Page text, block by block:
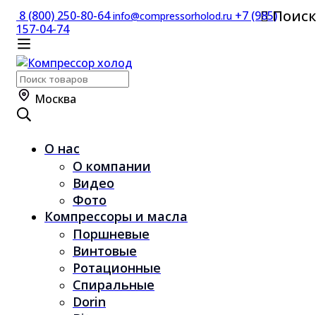
8 (800) 250-80-64info@compressorholod.ru +7 (985)
157-04-74
Поиск
по:
Поиск
Москва
О нас
О компании
Видео
Фото
Компрессоры и масла
Поршневые
Винтовые
Ротационные
Спиральные
Dorin